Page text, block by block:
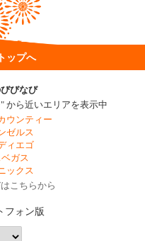
ップへ
びなび
から近いエリアを表示中
ウンティー
ゼルス
ィエゴ
ガス
ックス
こちらから
フォン版